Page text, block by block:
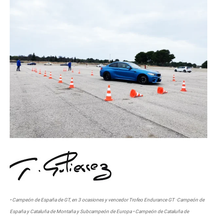
• Campeón de España de GT, en 3 ocasiones y vencedor Trofeo Endurance GT ·Campeón de
España y Cataluña de Montaña y Subcampeón de Europa • Campeón de Cataluña de